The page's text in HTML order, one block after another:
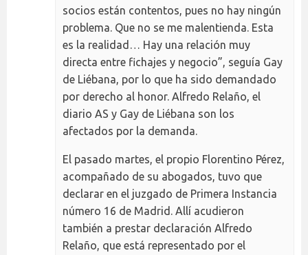
socios están contentos, pues no hay ningún
problema. Que no se me malentienda. Esta
es la realidad… Hay una relación muy
directa entre fichajes y negocio”, seguía Gay
de Liébana, por lo que ha sido demandado
por derecho al honor. Alfredo Relaño, el
diario AS y Gay de Liébana son los
afectados por la demanda.
El pasado martes, el propio Florentino Pérez,
acompañado de su abogados, tuvo que
declarar en el juzgado de Primera Instancia
número 16 de Madrid. Allí acudieron
también a prestar declaración Alfredo
Relaño, que está representado por el